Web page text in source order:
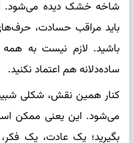
شاخه خشک دیده می‌شود.
باید مراقب حسادت، حرف‌های
باشید. لازم نیست به همه
ساده‌دلانه هم اعتماد نکنید.
کنار همین نقش، شکلی
می‌شود. این یعنی ممکن
بگیرید؛ یک عادت، یک